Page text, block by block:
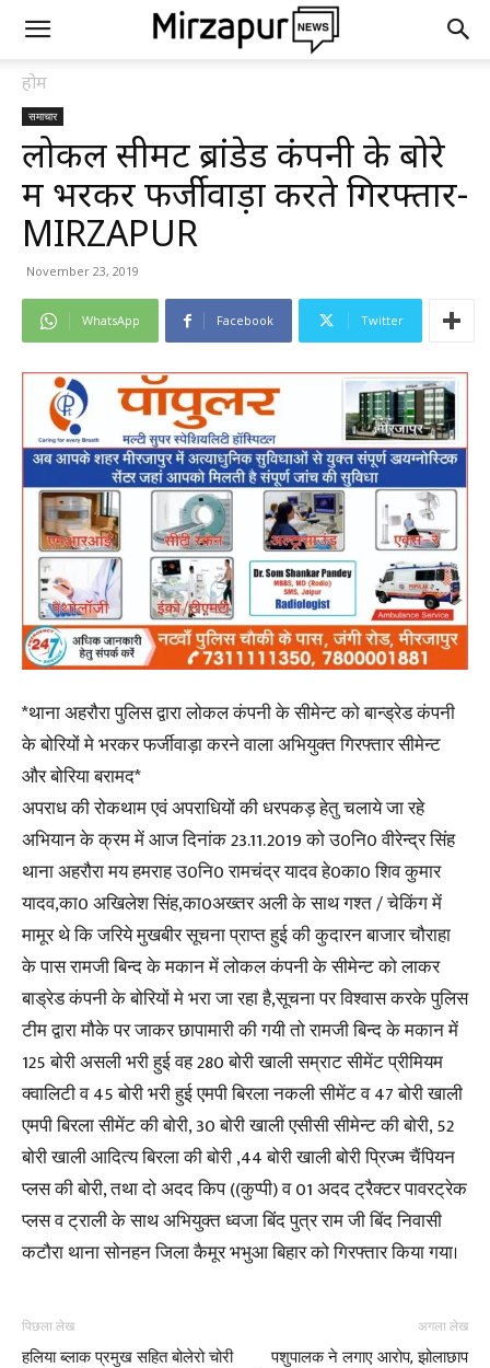
होम
समाचार
लोकल सीमेंट ब्रांडेड कंपनी के बोरे
में भरकर फर्जीवाड़ा करते गिरफ्तार-
MIRZAPUR
November 23, 2019
WhatsApp Facebook Twitter
*थाना अहरौरा पुलिस द्वारा लोकल कंपनी के सीमेन्ट को बान्ड्रेड कंपनी
के बोरियों मे भरकर फर्जीवाड़ा करने वाला अभियुक्त गिरफ्तार सीमेन्ट
और बोरिया बरामद*
अपराध की रोकथाम एवं अपराधियों की धरपकड़ हेतु चलाये जा रहे
अभियान के क्रम में आज दिनांक 23.11.2019 को उ0नि0 वीरेन्द्र सिंह
थाना अहरौरा मय हमराह उ0नि0 रामचंद्र यादव हे0का0 शिव कुमार
यादव,का0 अखिलेश सिंह,का0अख्तर अली के साथ गश्त / चेकिंग में
मामूर थे कि जरिये मुखबीर सूचना प्राप्त हुई की कुदारन बाजार चौराहा
के पास रामजी बिन्द के मकान में लोकल कंपनी के सीमेन्ट को लाकर
बाड्रेड कंपनी के बोरियों मे भरा जा रहा है,सूचना पर विश्वास करके पुलिस
टीम द्वारा मौके पर जाकर छापामारी की गयी तो रामजी बिन्द के मकान में
125 बोरी असली भरी हुई वह 280 बोरी खाली सम्राट सीमेंट प्रीमियम
क्वालिटी व 45 बोरी भरी हुई एमपी बिरला नकली सीमेंट व 47 बोरी खाली
एमपी बिरला सीमेंट की बोरी, 30 बोरी खाली एसीसी सीमेन्ट की बोरी, 52
बोरी खाली आदित्य बिरला की बोरी ,44 बोरी खाली बोरी प्रिज्म चैंपियन
प्लस की बोरी, तथा दो अदद किप ((कुप्पी) व 01 अदद ट्रैक्टर पावरट्रेक
प्लस व ट्राली के साथ अभियुक्त ध्वजा बिंद पुत्र राम जी बिंद निवासी
कटौरा थाना सोनहन जिला कैमूर भभुआ बिहार को गिरफ्तार किया गया।
पिछला लेख
हलिया ब्लाक प्रमुख सहित बोलेरो चोरी
अगला लेख
पशुपालक ने लगाए आरोप, झोलाछाप